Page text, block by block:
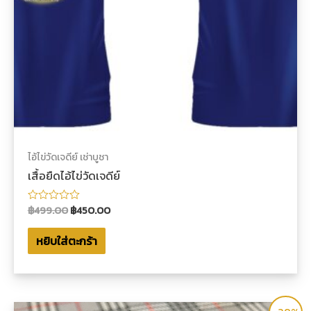
ไอ้ไข่วัดเจดีย์ เช่าบูชา
เสื้อยืดไอ้ไข่วัดเจดีย์
ให้
0
ตั้งแต่
5
฿499.00฿450.00
หยิบใส่ตะกร้า